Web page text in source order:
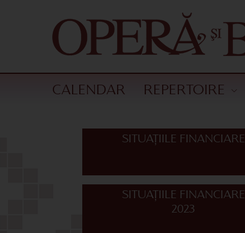
CALENDAR REPERTOIRE
SITUAȚIILE FINANCIARE
SITUAȚIILE FINANCIARE
2023